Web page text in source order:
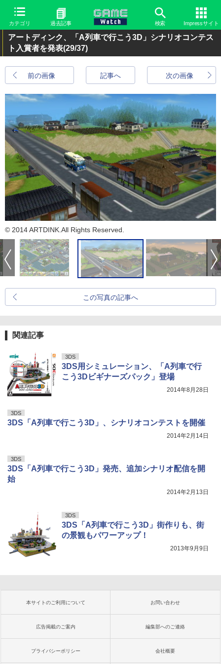
カテゴリ 過去記事 検索 Impressサイト
アートディンク、「A列車で行こう3D」シナリオコンテス
ト入賞者を発表(29/37)
前の画像 次の画像
記事へ
© 2014 ARTDINK.All Rights Reserved.
この写真の記事へ
関連記事
3DS
3DS用シミュレーション、「A列車で行
こう3Dビギナーズパック」登場
2014年8月28日
3DS
3DS「A列車で行こう3D」、シナリオコンテストを開催
2014年2月14日
3DS
3DS「A列車で行こう3D」発売、追加シナリオ配信を開
始
2014年2月13日
3DS
3DS「A列車で行こう3D」街作りも、街
の景観もパワーアップ！
2013年9月9日
本サイトのご利用について お問い合わせ
広告掲載のご案内 編集部へのご連絡
プライバシーポリシー 会社概要